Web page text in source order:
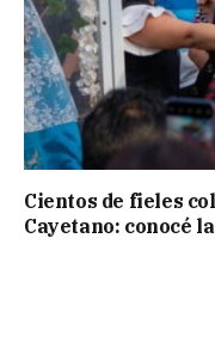
Cientos de fieles
Cayetano: conocé